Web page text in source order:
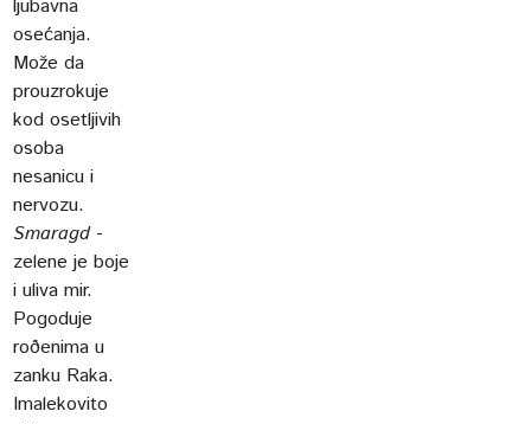
ljubavna
osećanja.
Može da
prouzrokuje
kod osetljivih
osoba
nesanicu i
nervozu.
Smaragd-
zelene je boje
i uliva mir.
Pogoduje
roðenima u
zanku Raka.
Imalekovito